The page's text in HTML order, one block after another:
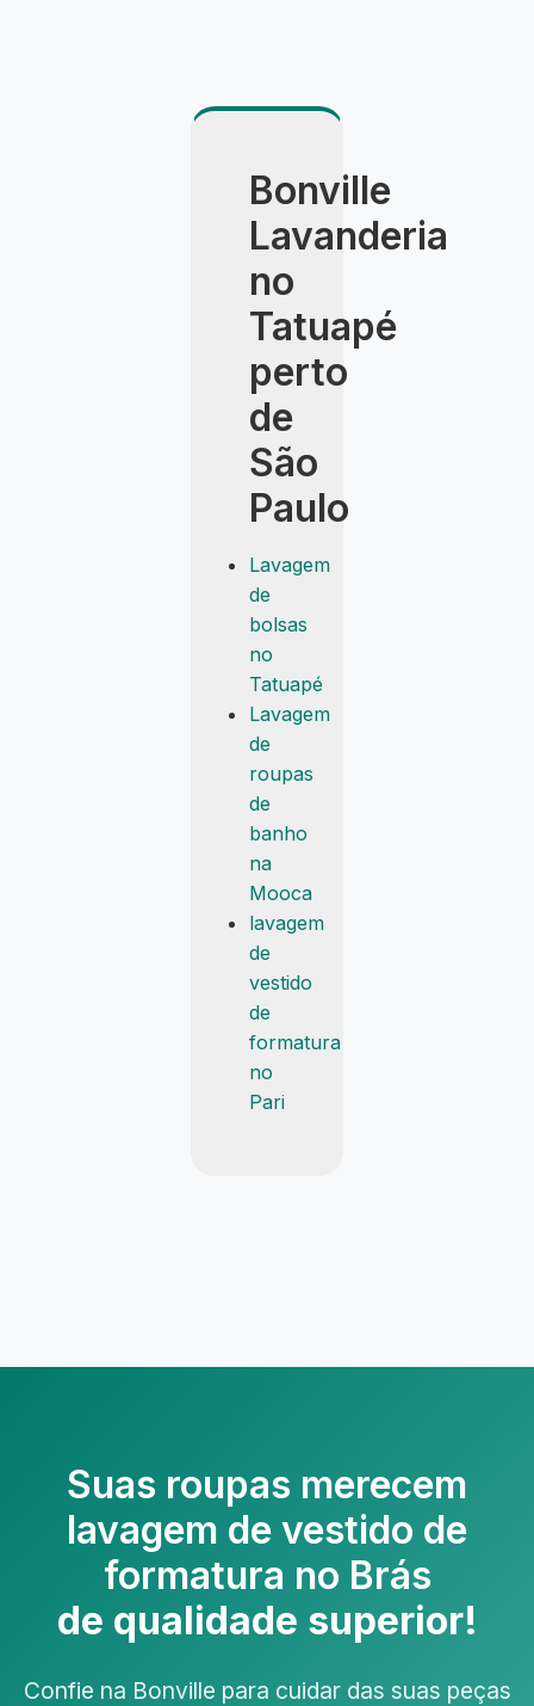
Bonville
Lavanderia
no
Tatuapé
perto
de
São
Paulo
Lavagem
de
bolsas
no
Tatuapé
Lavagem
de
roupas
de
banho
na
Mooca
lavagem
de
vestido
de
formatura
no
Pari
Suas roupas merecem
lavagem de vestido de
formatura no Brás
de qualidade superior!
Confie na Bonville para cuidar das suas peças